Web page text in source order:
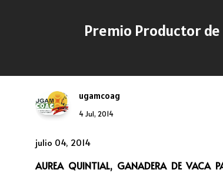
Premio Productor
ugamcoag
4 Jul, 2014
julio 04, 2014
AUREA QUINTIAL, GANADERA DE VACA